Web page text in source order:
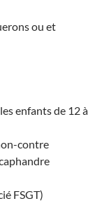
ou et
enfants de 12 à
contre
FSGT)